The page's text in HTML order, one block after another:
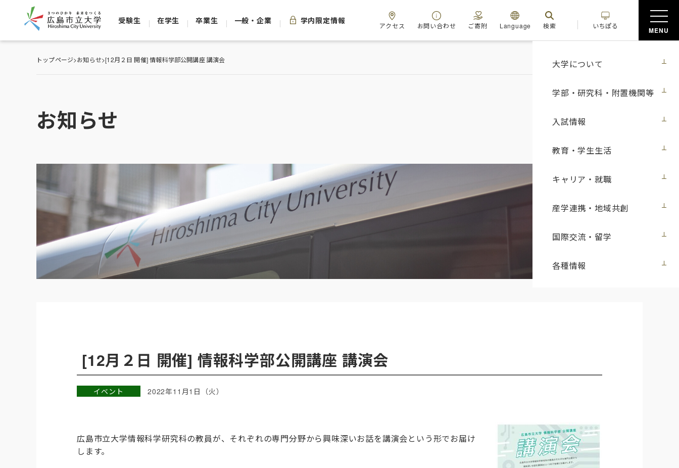
大学について
学部・研究科・附置機関等
入試情報
教育・学生生活
キャリア・就職
産学連携・地域共創
国際交流・留学
各種情報
受験生 在学生 卒業生 一般・企業 学内限定情報
アクセス お問い合わせ ご寄附 Language 検索 いちぽる
MENU
トップページ>お知らせ>[12月２日 開催] 情報科学部公開講座 講演会
お知らせ
[12月２日 開催] 情報科学部公開講座 講演会
イベント 2022年11月1日（火）
広島市立大学情報科学研究科の教員が、それぞれの専門分野から興味深いお話を講演会という形でお届け
します。